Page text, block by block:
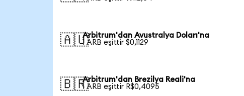
🇦🇺Arbitrum'dan Avustralya Doları'na
1 ARB eşittir $0,1129
🇧🇷Arbitrum'dan Brezilya Reali'na
1 ARB eşittir R$0,4095